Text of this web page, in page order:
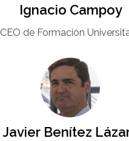
Ignacio Campoy​
CEO de Formación
Javier Benítez